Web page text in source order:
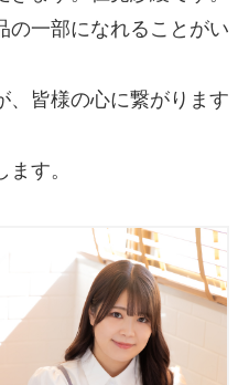
の一部になれることがい
、皆様の心に繋がります
す。